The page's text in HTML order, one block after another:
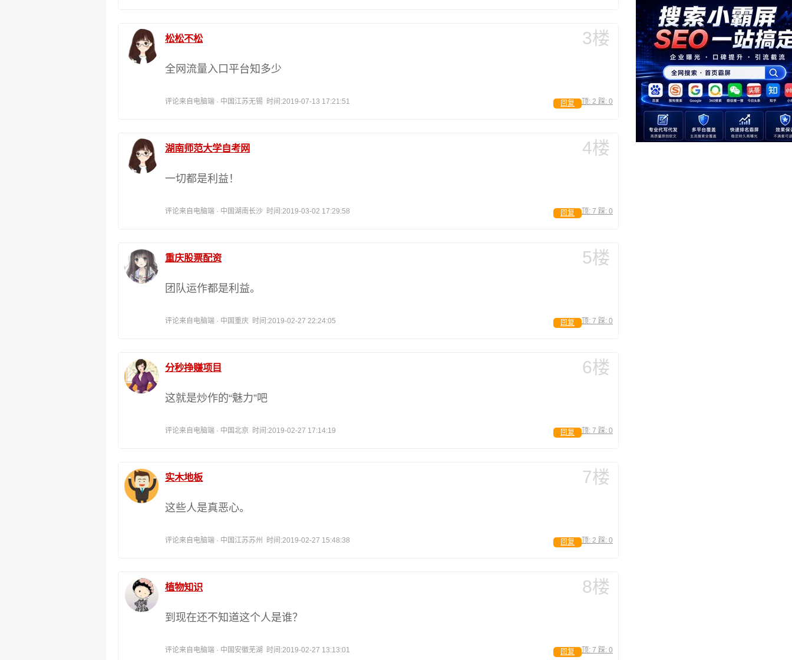
3楼
松松不松
全网流量入口平台知多少
评论来自电脑端 · 中国江苏无锡 时间:2019-07-13 17:21:51 顶: 2 踩: 0
回复
4楼
湖南师范大学自考网
一切都是利益！
评论来自电脑端 · 中国湖南长沙 时间:2019-03-02 17:29:58 顶: 7 踩: 0
回复
5楼
重庆股票配资
团队运作都是利益。
评论来自电脑端 · 中国重庆 时间:2019-02-27 22:24:05 顶: 7 踩: 0
回复
6楼
分秒挣赚项目
这就是炒作的“魅力”吧
评论来自电脑端 · 中国北京 时间:2019-02-27 17:14:19 顶: 7 踩: 0
回复
7楼
实木地板
这些人是真恶心。
评论来自电脑端 · 中国江苏苏州 时间:2019-02-27 15:48:38 顶: 2 踩: 0
回复
8楼
植物知识
到现在还不知道这个人是谁？
评论来自电脑端 · 中国安徽芜湖 时间:2019-02-27 13:13:01 顶: 7 踩: 0
回复